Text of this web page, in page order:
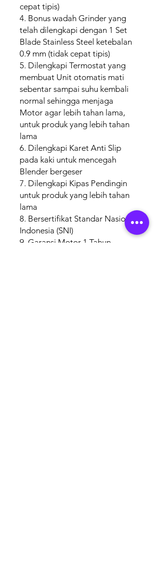
cepat tipis)
4. Bonus wadah Grinder yang
telah dilengkapi dengan 1 Set
Blade Stainless Steel ketebalan
0.9 mm (tidak cepat tipis)
5. Dilengkapi Termostat yang
membuat Unit otomatis mati
sebentar sampai suhu kembali
normal sehingga menjaga
Motor agar lebih tahan lama,
untuk produk yang lebih tahan
lama
6. Dilengkapi Karet Anti Slip
pada kaki untuk mencegah
Blender bergeser
7. Dilengkapi Kipas Pendingin
untuk produk yang lebih tahan
lama
8. Bersertifikat Standar Nasional
Indonesia (SNI)
9. Garansi Motor 1 Tahun